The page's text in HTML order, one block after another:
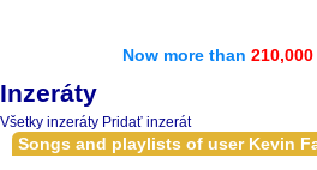
Now more than 210,000
Inzeráty
Všetky inzeráty Pridať inzerát
Songs and playlists of user Kevin